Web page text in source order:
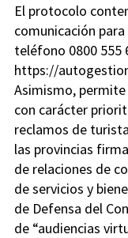
El protocolo
comunicación
teléfono 0800 555
https://
Asimismo,
con carácter
reclamos de
las provincias
de relaciones de
de servicios y
de Defensa del
de “audiencias